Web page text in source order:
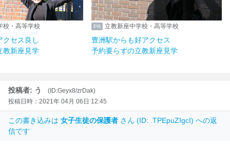
校・高等学校
クセス良し
教新座見学
立教新座中学校・高等学校
豊洲駅からも好アクセス
予約要らずの立教新座見学
投稿者: う
(ID:Geyx8/zrDak)
投稿日時：2021年 04月 06日 12:45
この書き込みは 女子生徒の保護者 さん (ID: .TPEpuZIgcI) への返
信です